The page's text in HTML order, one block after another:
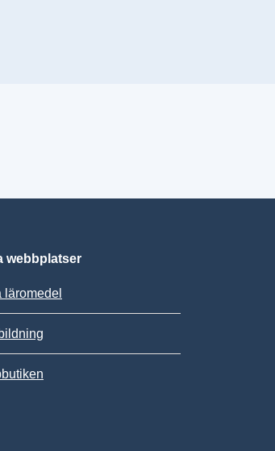
webbplatser
läromedel